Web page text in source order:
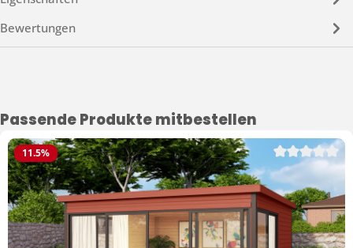
Bewertungen
Produktgalerie überspringen
Passende Produkte mitbestellen
11.5%